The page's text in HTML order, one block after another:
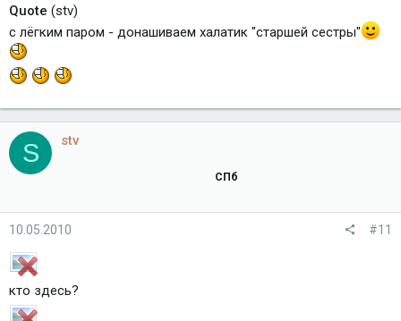
Quote (stv)
с лёгким паром - донашиваем халатик "старшей сестры"
S stv
СПб
10.05.2010 #11
кто здесь?